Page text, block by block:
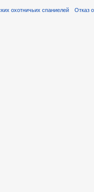
охотничьих спаниелей Отказ